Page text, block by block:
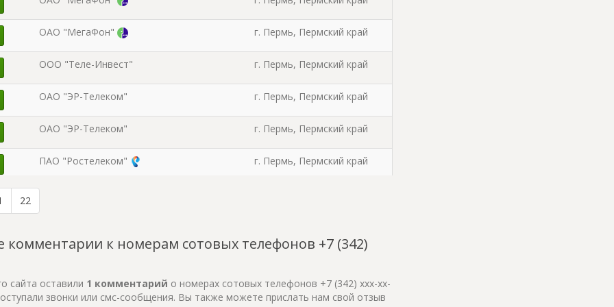
ОАО "МегаФон" г. Пермь, Пермский край
ООО "Теле-Инвест" г. Пермь, Пермский край
ОАО "ЭР-Телеком" г. Пермь, Пермский край
ОАО "ЭР-Телеком" г. Пермь, Пермский край
ПАО "Ростелеком" г. Пермь, Пермский край
22
комментарии к номерам сотовых телефонов +7 (342)
сайта оставили 1 комментарий о номерах сотовых телефонов +7 (342) xxx-xx-
звонки или смс-сообщения. Вы также можете прислать нам свой отзыв